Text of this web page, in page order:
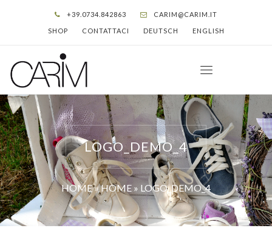
+39.0734.842863 CARIM@CARIM.IT
SHOP CONTATTACI DEUTSCH ENGLISH
LOGO_DEMO_4
HOME»HOME» LOGO_DEMO_4